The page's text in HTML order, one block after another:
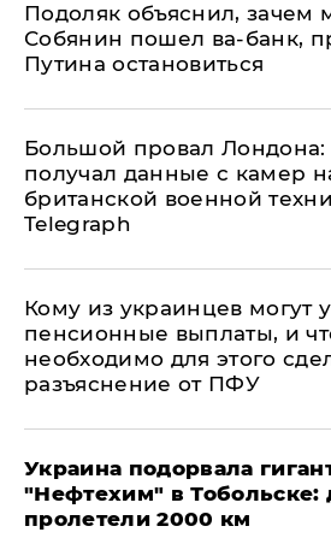
Подоляк объяснил, зачем
Собянин пошел ва-банк,
Путина остановиться
Большой провал Лондона:
получал данные с камер
британской военной
Telegraph
Кому из украинцев могут
пенсионные выплаты, и
необходимо для этого
разъяснение от ПФУ
Украина подорвала
"Нефтехим" в Тобольске:
пролетели 2000 км